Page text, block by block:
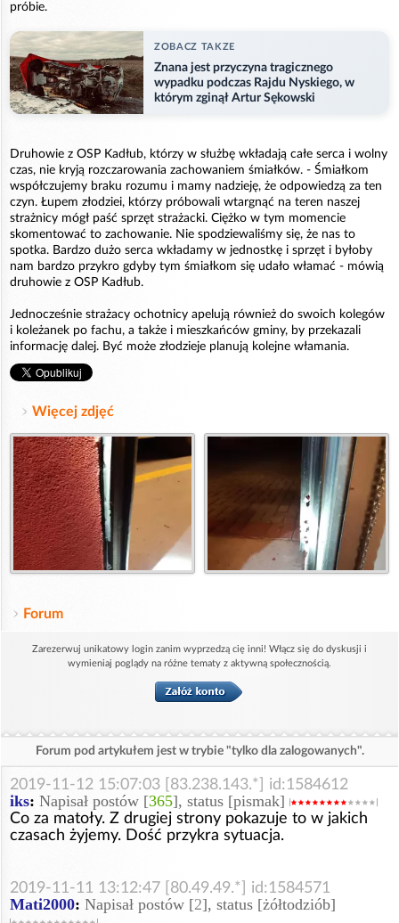
próbie.
ZOBACZ TAKZE
Znana jest przyczyna tragicznego
wypadku podczas Rajdu Nyskiego, w
którym zginął Artur Sękowski
Druhowie z OSP Kadłub, którzy w służbę wkładają całe serca i wolny
czas, nie kryją rozczarowania zachowaniem śmiałków. - Śmiałkom
współczujemy braku rozumu i mamy nadzieję, że odpowiedzą za ten
czyn. Łupem złodziei, którzy próbowali wtargnąć na teren naszej
strażnicy mógł paść sprzęt strażacki. Ciężko w tym momencie
skomentować to zachowanie. Nie spodziewaliśmy się, że nas to
spotka. Bardzo dużo serca wkładamy w jednostkę i sprzęt i byłoby
nam bardzo przykro gdyby tym śmiałkom się udało włamać - mówią
druhowie z OSP Kadłub.
Jednocześnie strażacy ochotnicy apelują również do swoich kolegów
i koleżanek po fachu, a także i mieszkańców gminy, by przekazali
informację dalej. Być może złodzieje planują kolejne włamania.
Więcej zdjęć
Forum
Zarezerwuj unikatowy login zanim wyprzedzą cię inni! Włącz się do dyskusji i
wymieniaj poglądy na różne tematy z aktywną społecznością.
Forum pod artykułem jest w trybie "tylko dla zalogowanych".
2019-11-12 15:07:03 [83.238.143.*] id:1584612
iks: Napisał postów [365], status [pismak]
Co za matoły. Z drugiej strony pokazuje to w jakich
czasach żyjemy. Dość przykra sytuacja.
2019-11-11 13:12:47 [80.49.49.*] id:1584571
Mati2000: Napisał postów [2], status [żółtodziób]